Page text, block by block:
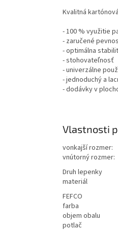
Kvalitná
- 100 % využitie
- zaručené
- optimálna
- stohovateľnosť
- univerzálne
- jednoduchý a
- dodávky v
Vlastnosti
vonkajší rozmer:
vnútorný rozmer:
Druh lepenky
materiál
FEFCO
farba
objem obalu
potlač